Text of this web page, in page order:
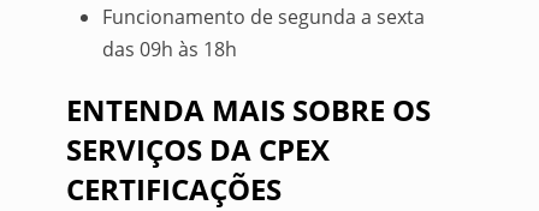
Funcionamento de segunda a sexta
das 09h às 18h
ENTENDA MAIS SOBRE OS
SERVIÇOS DA CPEX
CERTIFICAÇÕES